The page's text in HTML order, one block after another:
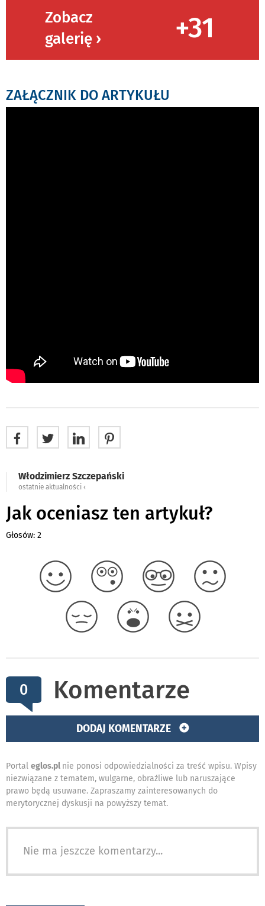
Zobacz
galerię ›
+31
ZAŁĄCZNIK DO ARTYKUŁU
Włodzimierz Szczepański
ostatnie aktualności ‹
Jak oceniasz ten artykuł?
Głosów: 2
0 Komentarze
DODAJ KOMENTARZE
Portal eglos.pl nie ponosi odpowiedzialności za treść wpisu. Wpisy
niezwiązane z tematem, wulgarne, obraźliwe lub naruszające
prawo będą usuwane. Zapraszamy zainteresowanych do
merytorycznej dyskusji na powyższy temat.
Nie ma jeszcze komentarzy...